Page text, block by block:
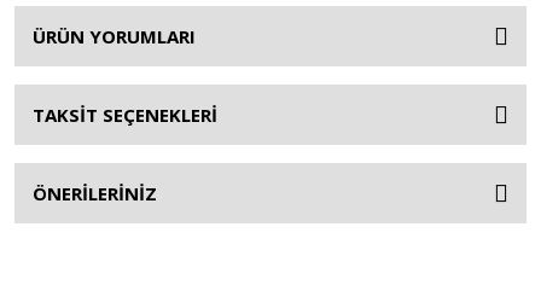
ÜRÜN YORUMLARI
TAKSİT SEÇENEKLERİ
ÖNERİLERİNİZ